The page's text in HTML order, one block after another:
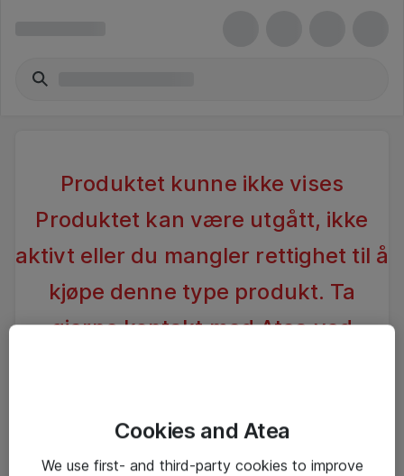
Produktet kunne ikke vises
Produktet kan være utgått, ikke
aktivt eller du mangler rettighet til å
kjøpe denne type produkt. Ta
gjerne kontakt med Atea ved
Cookies and Atea
We use first- and third-party cookies to improve